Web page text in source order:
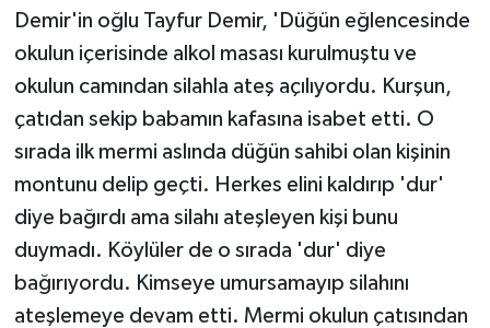
Demir'in oğlu Tayfur Demir, 'Düğün eğlencesinde
okulun içerisinde alkol masası kurulmuştu ve
okulun camından silahla ateş açılıyordu. Kurşun,
çatıdan sekip babamın kafasına isabet etti. O
sırada ilk mermi aslında düğün sahibi olan kişinin
montunu delip geçti. Herkes elini kaldırıp 'dur'
diye bağırdı ama silahı ateşleyen kişi bunu
duymadı. Köylüler de o sırada 'dur' diye
bağırıyordu. Kimseye umursamayıp silahını
ateşlemeye devam etti. Mermi okulun çatısından